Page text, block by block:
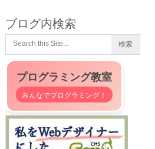
ブログ内検索
プログラミング教室
みんなでプログラミング！